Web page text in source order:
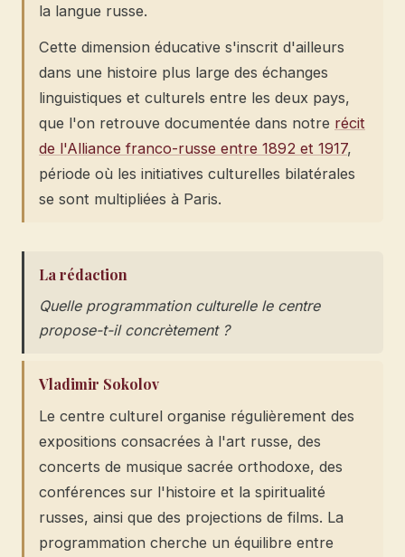
la langue russe.
Cette dimension éducative s'inscrit d'ailleurs
dans une histoire plus large des échanges
linguistiques et culturels entre les deux pays,
que l'on retrouve documentée dans notre récit
de l'Alliance franco-russe entre 1892 et 1917,
période où les initiatives culturelles bilatérales
se sont multipliées à Paris.
La rédaction
Quelle programmation culturelle le centre
propose-t-il concrètement ?
Vladimir Sokolov
Le centre culturel organise régulièrement des
expositions consacrées à l'art russe, des
concerts de musique sacrée orthodoxe, des
conférences sur l'histoire et la spiritualité
russes, ainsi que des projections de films. La
programmation cherche un équilibre entre